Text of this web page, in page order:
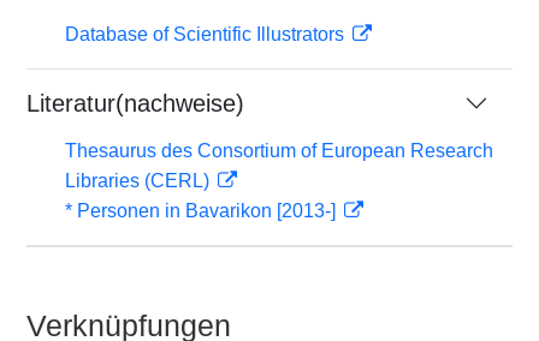
Database of Scientific Illustrators
Literatur(nachweise)
Thesaurus des Consortium of European Research
Libraries (CERL)
* Personen in Bavarikon [2013-]
Verknüpfungen